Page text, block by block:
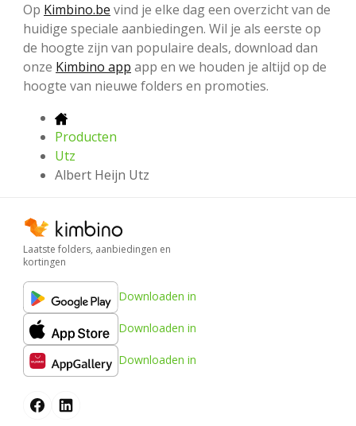
Op Kimbino.be vind je elke dag een overzicht van de
huidige speciale aanbiedingen. Wil je als eerste op
de hoogte zijn van populaire deals, download dan
onze Kimbino app app en we houden je altijd op de
hoogte van nieuwe folders en promoties.
Producten
Utz
Albert Heijn Utz
Laatste folders, aanbiedingen en
kortingen
Downloaden in
Downloaden in
Downloaden in